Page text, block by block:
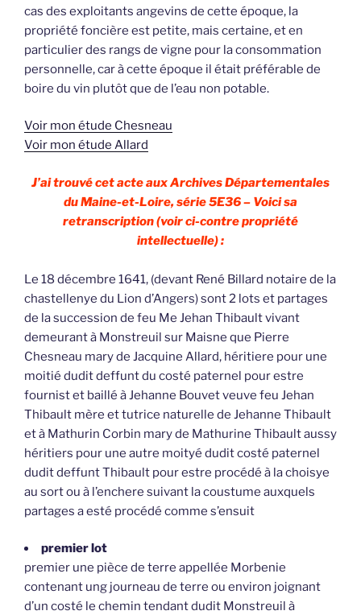
cas des exploitants angevins de cette époque, la
propriété foncière est petite, mais certaine, et en
particulier des rangs de vigne pour la consommation
personnelle, car à cette époque il était préférable de
boire du vin plutôt que de l’eau non potable.
Voir mon étude Chesneau
Voir mon étude Allard
J’ai trouvé cet acte aux Archives Départementales
du Maine-et-Loire, série 5E36 – Voici sa
retranscription (voir ci-contre propriété
intellectuelle) :
Le 18 décembre 1641, (devant René Billard notaire de la
chastellenye du Lion d’Angers) sont 2 lots et partages
de la succession de feu Me Jehan Thibault vivant
demeurant à Monstreuil sur Maisne que Pierre
Chesneau mary de Jacquine Allard, héritiere pour une
moitié dudit deffunt du costé paternel pour estre
fournist et baillé à Jehanne Bouvet veuve feu Jehan
Thibault mère et tutrice naturelle de Jehanne Thibault
et à Mathurin Corbin mary de Mathurine Thibault aussy
héritiers pour une autre moityé dudit costé paternel
dudit deffunt Thibault pour estre procédé à la choisye
au sort ou à l’enchere suivant la coustume auxquels
partages a esté procédé comme s’ensuit
premier lot
premier une pièce de terre appellée Morbenie
contenant ung journeau de terre ou environ joignant
d’un costé le chemin tendant dudit Monstreuil à